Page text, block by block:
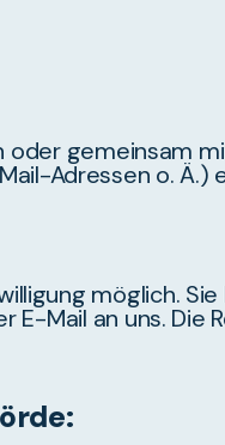
gemeinsam
Adressen o. Ä.)
möglich.
Mail an uns.